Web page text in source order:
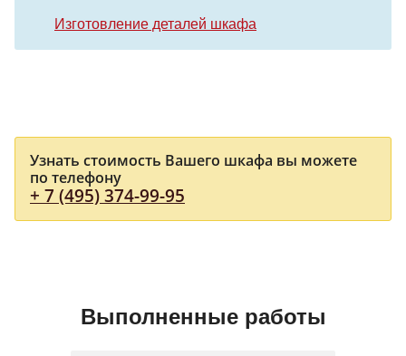
Изготовление деталей шкафа
Узнать стоимость Вашего шкафа вы можете
по телефону
+ 7 (495) 374-99-95
Выполненные работы